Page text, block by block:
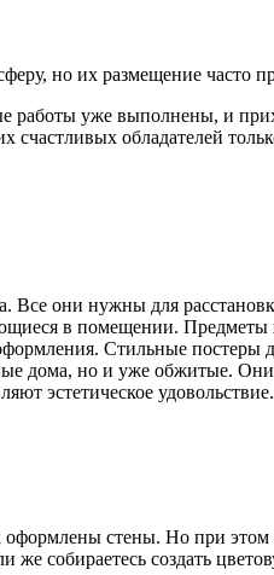
но их размещение часто
работы уже выполнены, и
обладателей
Все они нужны для
в помещении. Предметы
Стильные постеры
дома, но и уже обжитые.
эстетическое удовольствие.
стены. Но при этом
собираетесь создать